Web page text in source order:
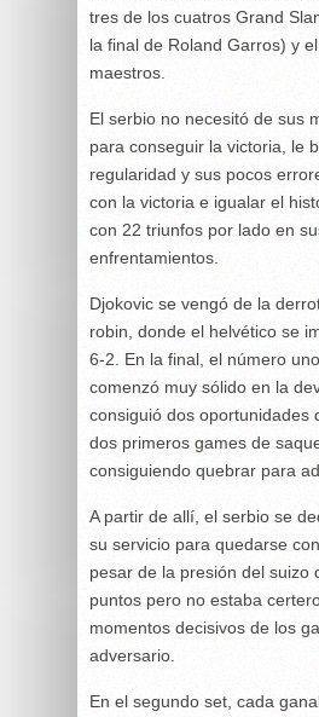
tres de los cuatros Grand
la final de Roland Garros) y
maestros.
El serbio no necesitó de sus
para conseguir la victoria, le
regularidad y sus pocos
con la victoria e igualar el
con 22 triunfos por lado en
enfrentamientos.
Djokovic se vengó de la
robin, donde el helvético se
6-2. En la final, el número
comenzó muy sólido en la
consiguió dos oportunidades
dos primeros games de
consiguiendo quebrar para
A partir de allí, el serbio se
su servicio para quedarse
pesar de la presión del suizo
puntos pero no estaba
momentos decisivos de los
adversario.
En el segundo set, cada